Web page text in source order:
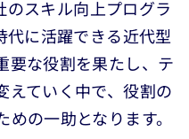
のスキル向上プログラ
代に活躍できる近代型
要な役割を果たし、テ
えていく中で、役割の
の一助となります。